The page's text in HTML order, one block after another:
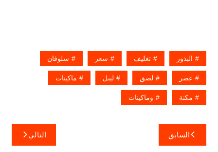
البذور تغليف سعر سلوفان
عصر لصق ليبل ماكينات
مكنة وماكينات
تصفّح
المقالات
السابق التالي